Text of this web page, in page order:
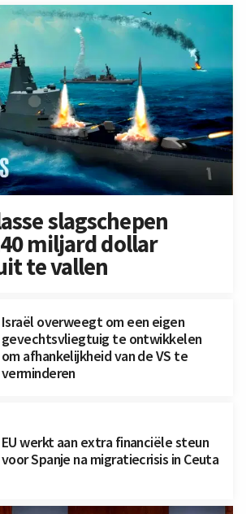
slagschepen
miljard dollar
te vallen
Israël overweegt om een eigen
gevechtsvliegtuig te ontwikkelen
om afhankelijkheid van de VS te
verminderen
EU werkt aan extra financiële steun
voor Spanje na migratiecrisis in Ceuta